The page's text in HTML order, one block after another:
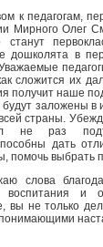
к педагогам,
Мирного Олег
дошколята в
сложится их
получит наше
заложены в
страны.
не раз
дать
выбрать
слова
и
вы не только